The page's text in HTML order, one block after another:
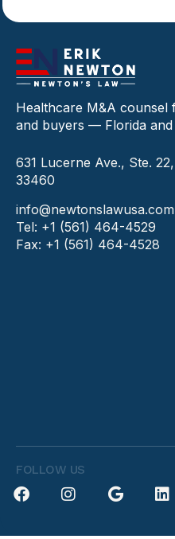
Healthcare M&A
and buyers — Florida and
631 Lucerne Ave., Ste.
33460
info@newtonslawusa.com
Tel: +1 (561) 464-4529
Fax: +1 (561) 464-4528
FOLLOW US